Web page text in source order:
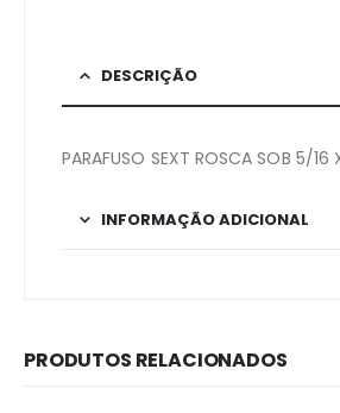
DESCRIÇÃO
PARAFUSO SEXT ROSCA SOB 5/16
INFORMAÇÃO ADICIONAL
PRODUTOS RELACIONADOS